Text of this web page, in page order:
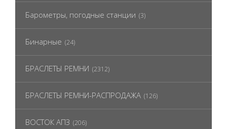
Барометры, погодные станции (3)
Бинарные (24)
БРАСЛЕТЫ РЕМНИ (2312)
БРАСЛЕТЫ РЕМНИ-РАСПРОДАЖА (126)
ВОСТОК АПЗ (206)